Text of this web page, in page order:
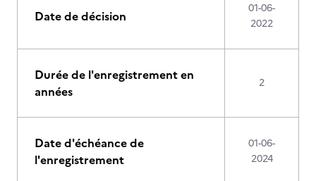
Date de décision
01-06-
2022
Durée de l'enregistrement en
années
2
Date d'échéance de
l'enregistrement
01-06-
2024